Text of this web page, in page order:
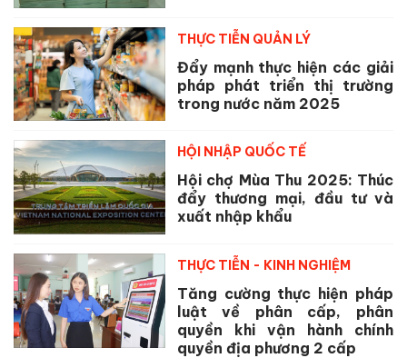
THỰC TIỄN QUẢN LÝ
Đẩy mạnh thực hiện các giải
pháp phát triển thị trường
trong nước năm 2025
HỘI NHẬP QUỐC TẾ
Hội chợ Mùa Thu 2025: Thúc
đẩy thương mại, đầu tư và
xuất nhập khẩu
THỰC TIỄN - KINH NGHIỆM
Tăng cường thực hiện pháp
luật về phân cấp, phân
quyền khi vận hành chính
quyền địa phương 2 cấp